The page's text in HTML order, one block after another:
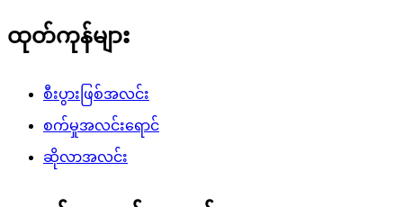
ထုတ်ကုန်များ
စီးပွားဖြစ်အလင်း
စက်မှုအလင်းရောင်
ဆိုလာအလင်း